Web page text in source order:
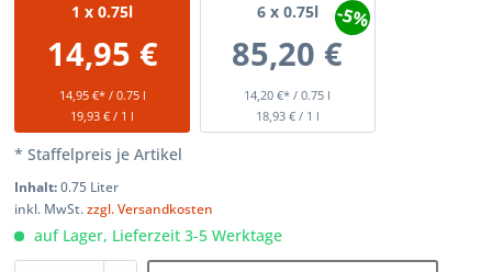
1 x 0.75l
14,95 €
14,95 €* / 0.75 l
19,93 € / 1 l
6x 0.75l
85,20 €
14,20 €* / 0.75 l
-5%
18,93 € / 1 l
* Staffelpreis je Artikel
Inhalt:0.75 Liter
inkl. MwSt.zzgl. Versandkosten
auf Lager, Lieferzeit 3-5 Werktage